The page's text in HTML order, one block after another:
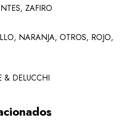
ZAFIRO
NARANJA, OTROS, ROJO,
& DELUCCHI